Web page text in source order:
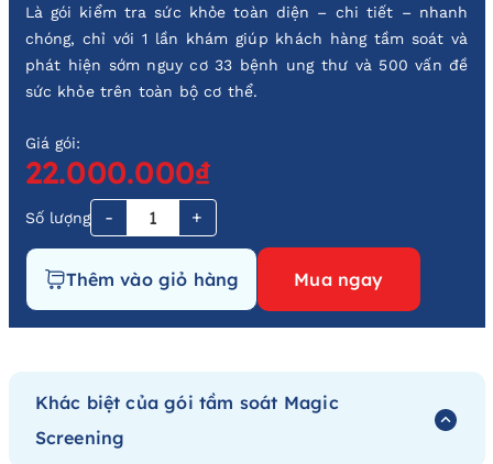
Là gói kiểm tra sức khỏe toàn diện – chi tiết – nhanh
chóng, chỉ với 1 lần khám giúp khách hàng tầm soát và
phát hiện sớm nguy cơ 33 bệnh ung thư và 500 vấn đề
sức khỏe trên toàn bộ cơ thể.
Giá gói:
22.000.000₫
Số lượng - +
Thêm vào giỏ hàng Mua ngay
Khác biệt của gói tầm soát Magic
Screening